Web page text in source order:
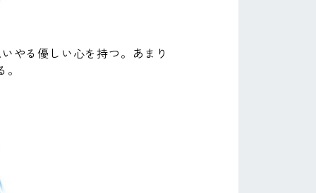
やる優しい心を持つ。あまり